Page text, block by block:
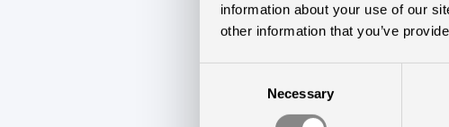
information about your use of our
other information that you’ve
Necessary
säkerställer hög
har anestesin en vit